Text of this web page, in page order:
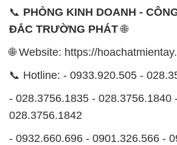
📞 PHÒNG KINH DOANH -
ĐẮC TRƯỜNG PHÁT🌐
🌐 Website: https://
📞 Hotline: - 0933.920.505 -
- 028.3756.1835 - 028.3756.1840
028.3756.1842
- 0932.660.696 - 0901.326.566 -